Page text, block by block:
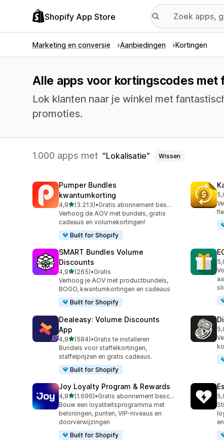
Shopify App Store
Marketing en conversie Aanbiedingen Kortingen
Alle apps voor kortingscodes met
Lok klanten naar je winkel met
promoties.
1.000 apps met Lokalisatie Wissen
Pumper Bundles
kwantumkorting
4,9van 5 sterren
(3.213)
3213 recensies in totaal
•
Gratis abonnement beschikbaar
Verhoog de AOV met bundels, gratis
cadeaus en volumekortingen!
Built for Shopify
SMART Bundles Volume
Discounts
4,9van 5 sterren
(265)
265 recensies in totaal
•Gratis
Verhoog je AOV met productbundels,
BOGO, kwantumkortingen en cadeaus
Built for Shopify
Dealeasy: Volume Discounts
App
4,9van 5 sterren
(584)
584 recensies in totaal
•Gratis te installeren
Bundels voor staffelkortingen,
staffelprijzen en gratis cadeaus.
Built for Shopify
Joy Loyalty Program & Rewards
4,9van 5 sterren
(1.696)
1696 recensies in totaal
•
Gratis abonnement beschikbaar
Bouw een loyaliteitsprogramma met
beloningen, punten, VIP-niveaus en
doorverwijzingen
Built for Shopify